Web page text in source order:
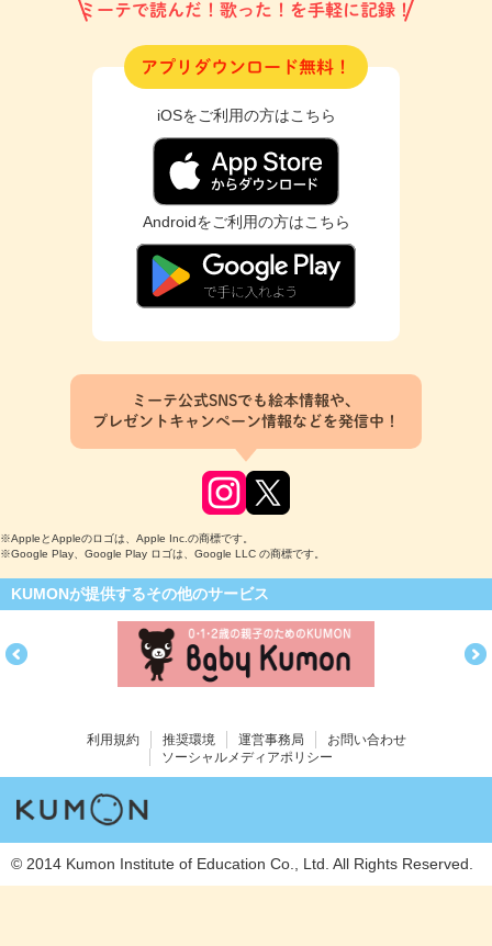
ミーテで読んだ！歌った！を手軽に記録！
アプリダウンロード無料！
iOSをご利用の方はこちら
Androidをご利用の方はこちら
ミーテ公式SNSでも絵本情報や、
プレゼントキャンペーン情報などを発信中！
※AppleとAppleのロゴは、Apple Inc.の商標です。
※Google Play、Google Play ロゴは、Google LLC の商標です。
KUMONが提供するその他のサービス
利用規約 推奨環境 運営事務局
お問い合わせ
ソーシャルメディアポリシー
© 2014 Kumon Institute of Education Co., Ltd. All Rights Reserved.